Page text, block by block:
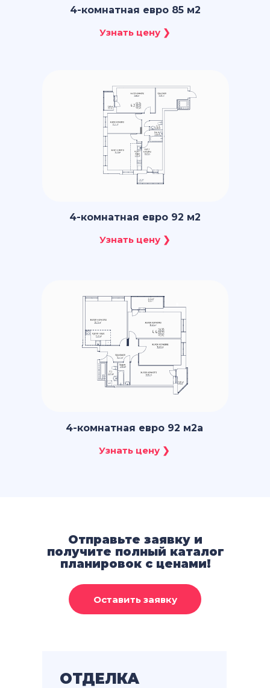
4-комнатная евро 85 м2
4-комнатная евро 92 м2a
4-комнатная евро 92 м2
Отправьте заявку и
получите полный каталог
планировок с ценами!
ОТДЕЛКА